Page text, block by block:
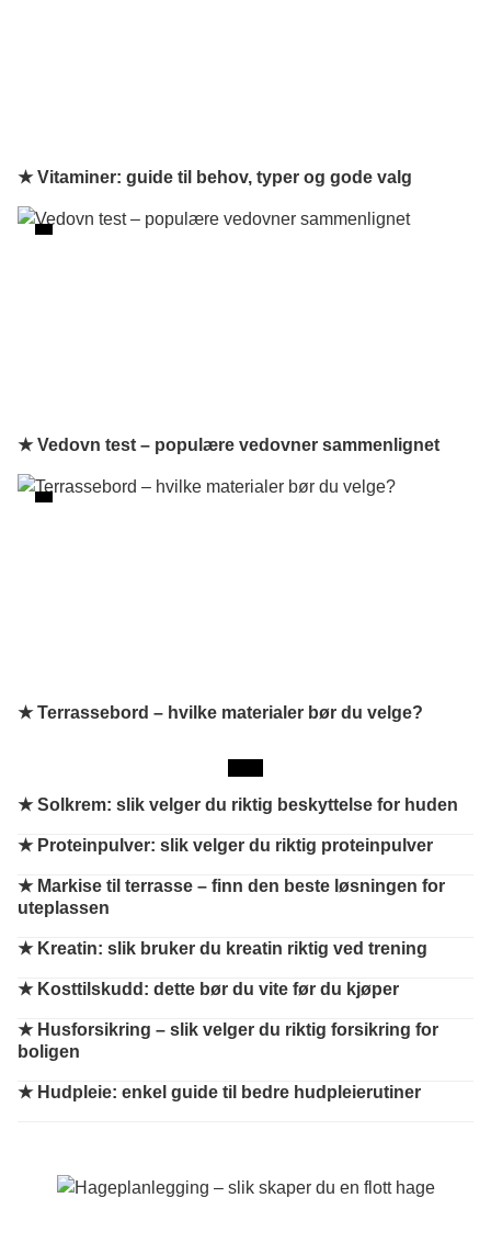
★ Vitaminer: guide til behov, typer og gode valg
★ Vedovn test – populære vedovner sammenlignet
★ Terrassebord – hvilke materialer bør du velge?
★Solkrem: slik velger du riktig beskyttelse for huden
★ Proteinpulver: slik velger du riktig proteinpulver
★ Markise til terrasse – finn den beste løsningen for
uteplassen
★ Kreatin: slik bruker du kreatin riktig ved trening
★ Kosttilskudd: dette bør du vite før du kjøper
★ Husforsikring – slik velger du riktig forsikring for
boligen
★ Hudpleie: enkel guide til bedre hudpleierutiner